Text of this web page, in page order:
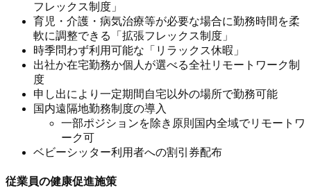
フレックス制度」
育児・介護・病気治療等が必要な場合に勤務時間を柔
軟に調整できる「拡張フレックス制度」
時季問わず利用可能な「リラックス休暇」
出社か在宅勤務か個人が選べる全社リモートワーク制
度
申し出により一定期間自宅以外の場所で勤務可能
国内遠隔地勤務制度の導入
一部ポジションを除き原則国内全域でリモートワ
ーク可
ベビーシッター利用者への割引券配布
従業員の健康促進施策